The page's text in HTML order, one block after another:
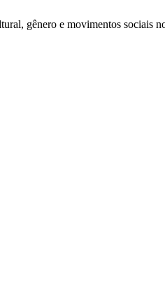
gênero e movimentos sociais